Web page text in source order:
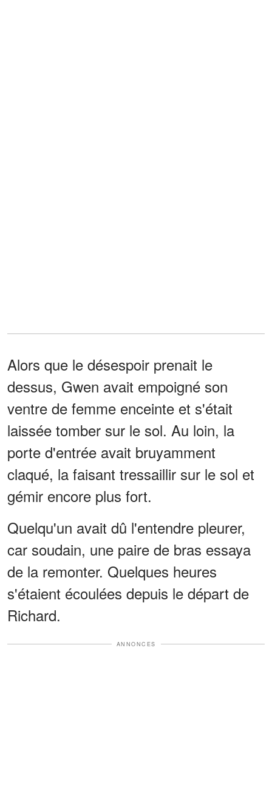
Alors que le désespoir prenait le
dessus, Gwen avait empoigné son
ventre de femme enceinte et s'était
laissée tomber sur le sol. Au loin, la
porte d'entrée avait bruyamment
claqué, la faisant tressaillir sur le sol et
gémir encore plus fort.
Quelqu'un avait dû l'entendre pleurer,
car soudain, une paire de bras essaya
de la remonter. Quelques heures
s'étaient écoulées depuis le départ de
Richard.
ANNONCES